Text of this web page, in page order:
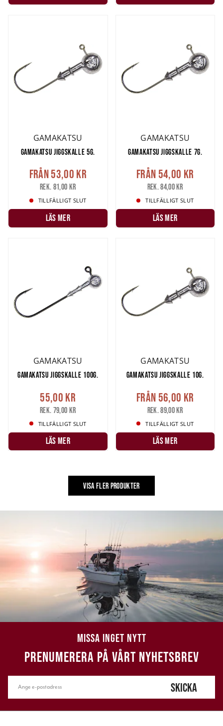
GAMAKATSU
GAMAKATSU JIGGSKALLE 5G.
Från53,00 kr
Rek. 81,00 kr
TILLFÄLLIGT SLUT
LÄS MER
GAMAKATSU
GAMAKATSU JIGGSKALLE 7G.
Från 54,00 kr
Rek. 84,00 kr
TILLFÄLLIGT SLUT
LÄS MER
GAMAKATSU
GAMAKATSU JIGGSKALLE 100G.
55,00 kr
Rek. 79,00 kr
TILLFÄLLIGT SLUT
LÄS MER
GAMAKATSU
GAMAKATSU JIGGSKALLE 10G.
Från 56,00 kr
Rek. 89,00 kr
TILLFÄLLIGT SLUT
LÄS MER
VISA FLER PRODUKTER
MISSA INGET NYTT
PRENUMERERA PÅ VÅRT NYHETSBREV
SKICKA